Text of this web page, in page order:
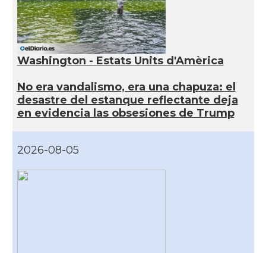
Washington - Estats Units d'Amèrica
No era vandalismo, era una chapuza: el
desastre del estanque reflectante deja
en evidencia las obsesiones de Trump
2026-08-05